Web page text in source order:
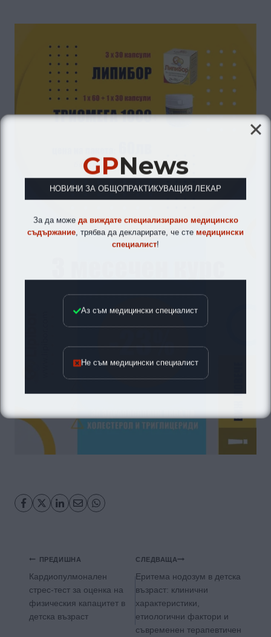
Навигация
ПРЕДИШНА
Кардиопулмонален
стрес-тест за оценка на
физическия капацитет в
детска възраст
СЛЕДВАЩА
Еритема нодозум в детска
възраст: клинични
характеристики,
етиологични фактори и
съвременен терапевтичен
GPNews
НОВИНИ ЗА ОБЩОПРАКТИКУВАЩИЯ ЛЕКАР
За да може да виждате специализирано медицинско
съдържание , трябва да декларирате, че сте медицински
специалист!
Аз съм медицински специалист
Не съм медицински специалист